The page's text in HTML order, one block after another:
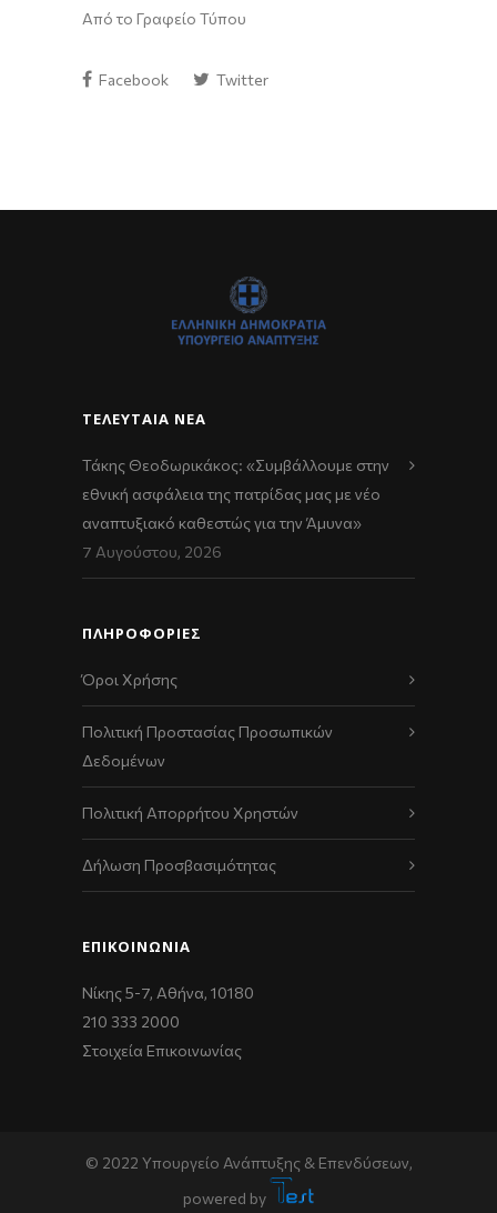
Από το Γραφείο Τύπου
Facebook Twitter
ΤΕΛΕΥΤΑΊΑ ΝΈΑ
Τάκης Θεοδωρικάκος: «Συμβάλλουμε στην
εθνική ασφάλεια της πατρίδας μας με νέο
αναπτυξιακό καθεστώς για την Άμυνα»
7 Αυγούστου, 2026
ΠΛΗΡΟΦΟΡΙΕΣ
Όροι Χρήσης
Πολιτική Προστασίας Προσωπικών
Δεδομένων
Πολιτική Απορρήτου Χρηστών
Δήλωση Προσβασιμότητας
ΕΠΙΚΟΙΝΩΝΊΑ
Νίκης 5-7, Αθήνα, 10180
210 333 2000
Στοιχεία Επικοινωνίας
© 2022 Υπουργείο Ανάπτυξης & Επενδύσεων,
powered by